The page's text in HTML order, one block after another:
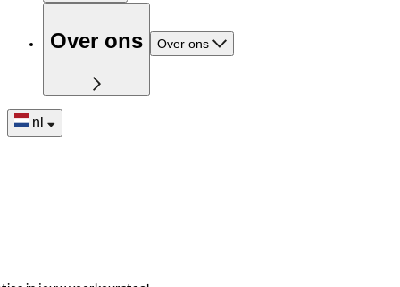
Over ons Over ons
nl